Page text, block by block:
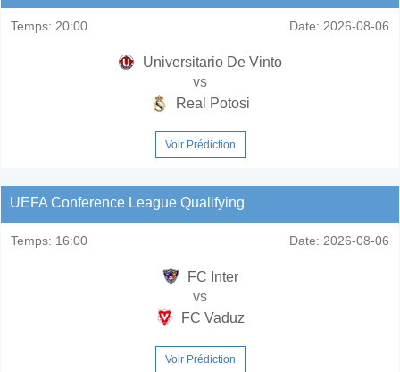
Temps: 20:00 Date: 2026-08-06
Universitario De Vinto
vs
Real Potosi
Voir Prédiction
UEFA Conference League Qualifying
Temps: 16:00 Date: 2026-08-06
FC Inter
vs
FC Vaduz
Voir Prédiction